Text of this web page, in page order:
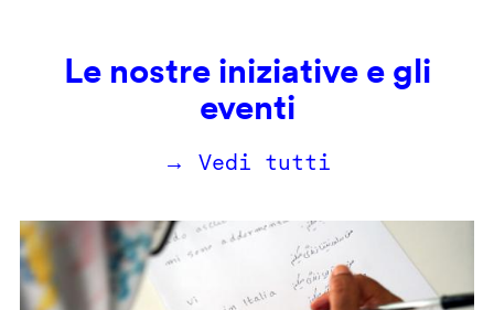
Le nostre iniziative e gli
eventi
→ Vedi tutti